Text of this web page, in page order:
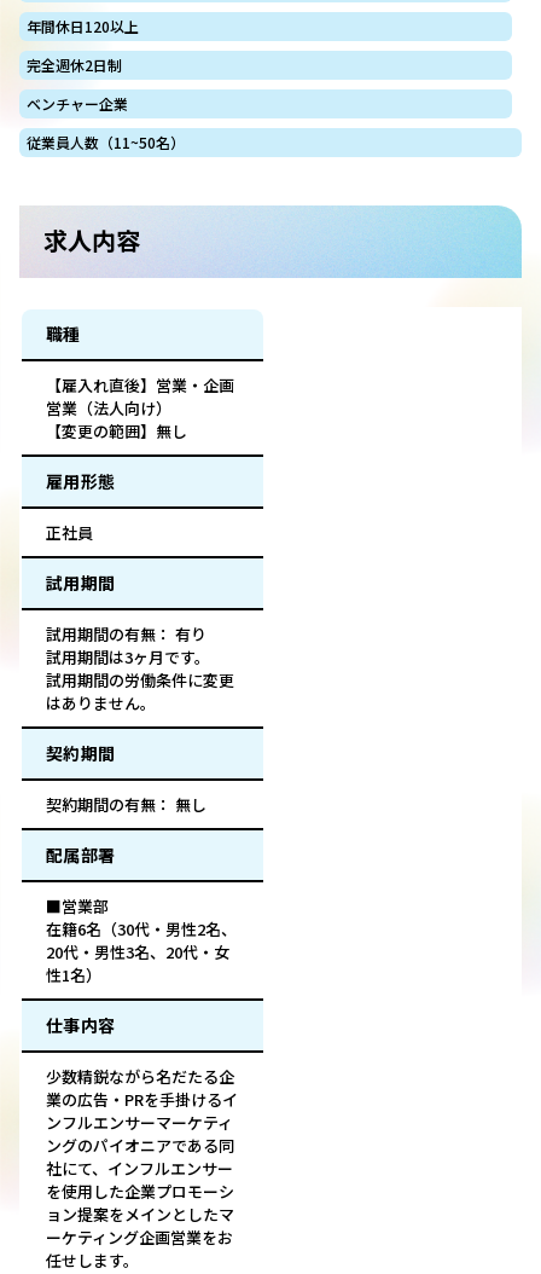
年間休日120以上
完全週休2日制
ベンチャー企業
従業員人数（11~50名）
求人内容
職種
【雇入れ直後】営業・企画
営業（法人向け）
【変更の範囲】無し
雇用形態
正社員
試用期間
試用期間の有無： 有り
試用期間は3ヶ月です。
試用期間の労働条件に変更
はありません。
契約期間
契約期間の有無： 無し
配属部署
■営業部
在籍6名（30代・男性2名、
20代・男性3名、20代・女
性1名）
仕事内容
少数精鋭ながら名だたる企
業の広告・PRを手掛けるイ
ンフルエンサーマーケティ
ングのパイオニアである同
社にて、インフルエンサー
を使用した企業プロモーシ
ョン提案をメインとしたマ
ーケティング企画営業をお
任せします。